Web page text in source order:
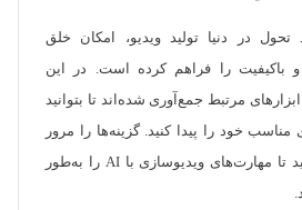
در دنیا تولید ویدیو، امکان خلق
باکیفیت را فراهم کرده است. در این
مرتبط جمع‌آوری شده‌اند تا بتوانید
مناسب خود را پیدا کنید. گزینه‌ها را مرور
کرده و قدم اول را بردارید تا مهارت‌های ویدیوسازی با AI را به‌طور